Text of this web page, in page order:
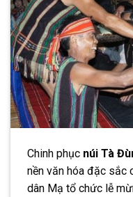
Chinh phục núi Tà
nền văn hóa đặc sắc
dân Mạ tổ chức lễ